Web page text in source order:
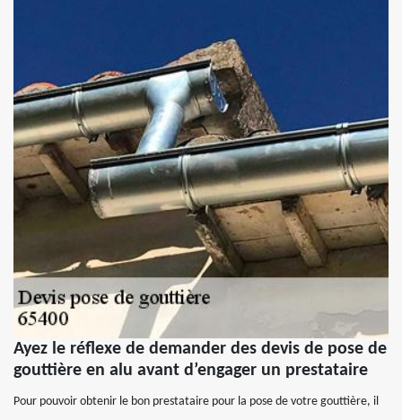
Ayez le réflexe de demander des devis de pose de
gouttière en alu avant d’engager un prestataire
Pour pouvoir obtenir le bon prestataire pour la pose de votre gouttière, il